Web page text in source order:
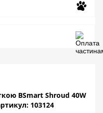
BSmart Shroud 40W
103124